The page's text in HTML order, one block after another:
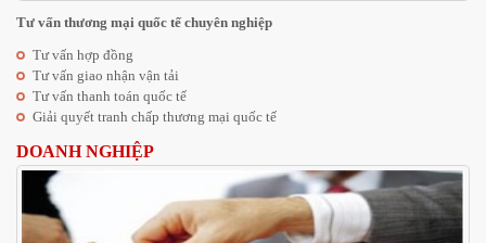
Tư vấn thương mại quốc tế chuyên nghiệp
Tư vấn hợp đồng
Tư vấn giao nhận vận tải
Tư vấn thanh toán quốc tế
Giải quyết tranh chấp thương mại quốc tế
DOANH NGHIỆP